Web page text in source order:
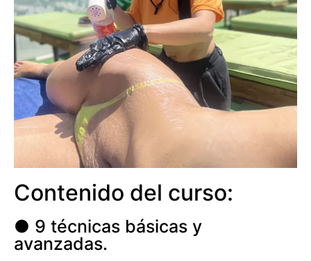
Contenido del curso:
● 9 técnicas básicas y
avanzadas.